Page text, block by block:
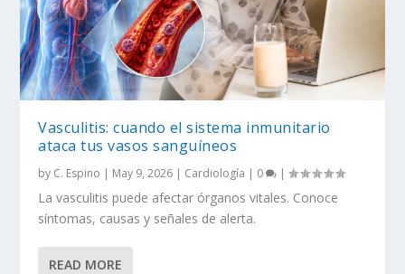
Vasculitis: cuando el sistema inmunitario
ataca tus vasos sanguíneos
by C. Espino | May 9, 2026 | Cardiología | 0 |
La vasculitis puede afectar órganos vitales. Conoce
síntomas, causas y señales de alerta.
READ MORE